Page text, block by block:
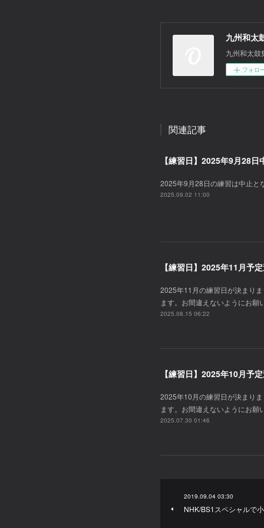
九州和太
九州和太鼓
フォロ
関連記事
【練習日】2025年9月28日
2025年9月28日の練習は中止と
2025.09.02 11:00
【練習日】2025年11月予
2025年11月の練習日が決まり
ます。お間違えないようにお願
2025.08.15 06:22
【練習日】2025年10月予
2025年10月の練習日が決まり
ます。お間違えないようにお願
2025.07.30 01:46
2019.09.04 03:30
NHK/BS1スペシャルで